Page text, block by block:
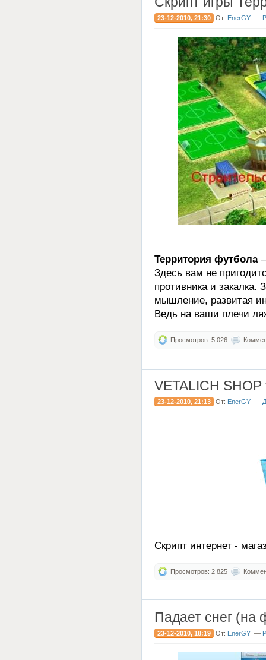
23-12-2010, 21:30 От: EnerGY —
Территория футбола–
Здесь вам не
противника и закалка.
мышление, развитая
Ведь на ваши плечи
Просмотров: 5 026
VETALICH SHOP
23-12-2010, 21:13 От: EnerGY —
Скрипт интернет -
Просмотров: 2 825
Падает снег (на
23-12-2010, 18:19 От: EnerGY —